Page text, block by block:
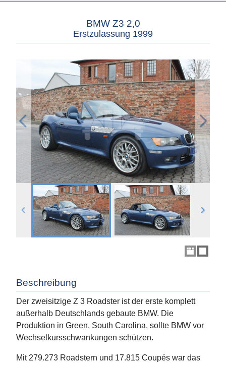
BMW Z3 2,0
Erstzulassung 1999
Beschreibung
Der zweisitzige Z 3 Roadster ist der erste komplett
außerhalb Deutschlands gebaute BMW. Die
Produktion in Green, South Carolina, sollte BMW vor
Wechselkursschwankungen schützen.
Mit 279.273 Roadstern und 17.815 Coupés war das